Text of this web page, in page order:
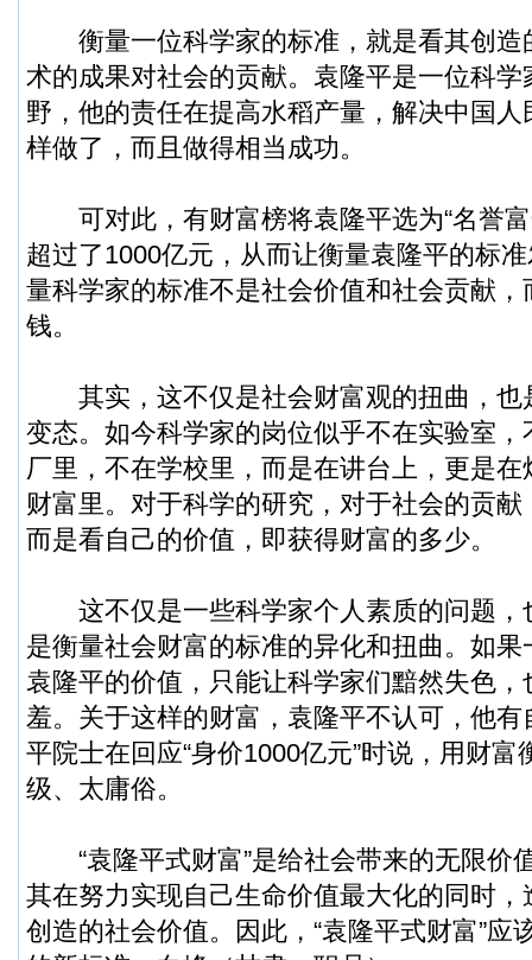
衡量一位科学家的标准，就是看其创造
术的成果对社会的贡献。袁隆平是一位科
野，他的责任在提高水稻产量，解决中国
样做了，而且做得相当成功。
可对此，有财富榜将袁隆平选为“名誉富
超过了1000亿元，从而让衡量袁隆平的标
量科学家的标准不是社会价值和社会贡献
钱。
其实，这不仅是社会财富观的扭曲，也
变态。如今科学家的岗位似乎不在实验室
厂里，不在学校里，而是在讲台上，更是
财富里。对于科学的研究，对于社会的贡
而是看自己的价值，即获得财富的多少。
这不仅是一些科学家个人素质的问题，
是衡量社会财富的标准的异化和扭曲。如
袁隆平的价值，只能让科学家们黯然失色
羞。关于这样的财富，袁隆平不认可，他
平院士在回应“身价1000亿元”时说，用财
级、太庸俗。
“袁隆平式财富”是给社会带来的无限价
其在努力实现自己生命价值最大化的同时
创造的社会价值。因此，“袁隆平式财富”应